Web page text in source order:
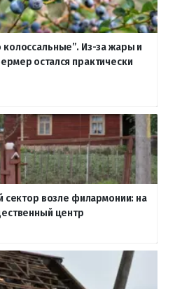
Из-за жары и
остался практически
сектор возле филармонии: на
центр